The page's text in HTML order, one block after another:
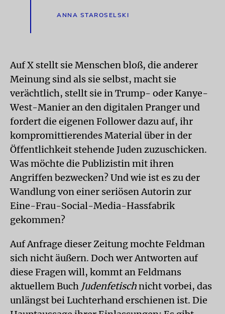
ANNA STAROSELSKI
Auf X stellt sie Menschen bloß, die anderer
Meinung sind als sie selbst, macht sie
verächtlich, stellt sie in Trump- oder Kanye-
West-Manier an den digitalen Pranger und
fordert die eigenen Follower dazu auf, ihr
kompromittierendes Material über in der
Öffentlichkeit stehende Juden zuzuschicken.
Was möchte die Publizistin mit ihren
Angriffen bezwecken? Und wie ist es zu der
Wandlung von einer seriösen Autorin zur
Eine-Frau-Social-Media-Hassfabrik
gekommen?
Auf Anfrage dieser Zeitung mochte Feldman
sich nicht äußern. Doch wer Antworten auf
diese Fragen will, kommt an Feldmans
aktuellem Buch Judenfetischnicht vorbei, das
unlängst bei Luchterhand erschienen ist. Die